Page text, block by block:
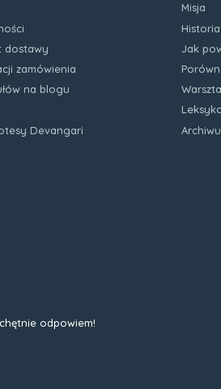
dostawy
zamówienia
na blogu
Devangari
Misja
Jak
odpowiem!